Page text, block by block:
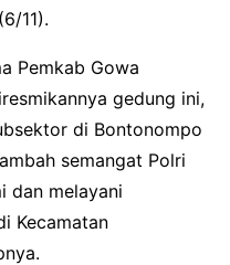
11).
Pemkab Gowa
gedung ini,
di Bontonompo
semangat Polri
dan melayani
Kecamatan